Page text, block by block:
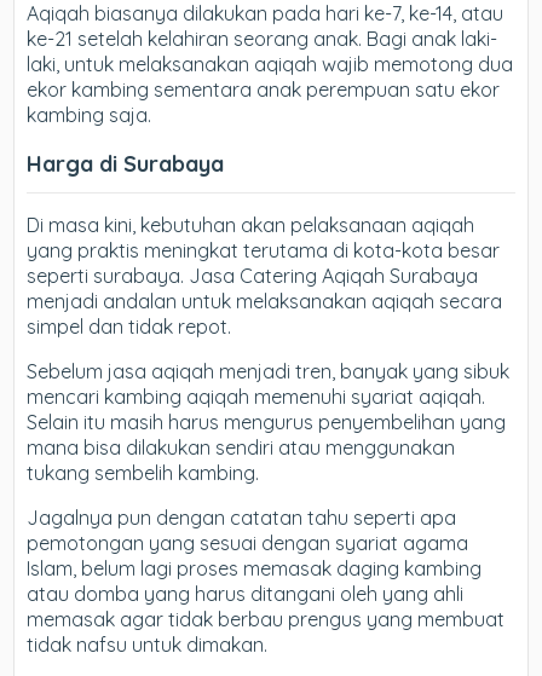
Aqiqah biasanya dilakukan pada hari ke-7, ke-14, atau
ke-21 setelah kelahiran seorang anak. Bagi anak laki-
laki, untuk melaksanakan aqiqah wajib memotong dua
ekor kambing sementara anak perempuan satu ekor
kambing saja.
Harga di Surabaya
Di masa kini, kebutuhan akan pelaksanaan aqiqah
yang praktis meningkat terutama di kota-kota besar
seperti surabaya. Jasa Catering Aqiqah Surabaya
menjadi andalan untuk melaksanakan aqiqah secara
simpel dan tidak repot.
Sebelum jasa aqiqah menjadi tren, banyak yang sibuk
mencari kambing aqiqah memenuhi syariat aqiqah.
Selain itu masih harus mengurus penyembelihan yang
mana bisa dilakukan sendiri atau menggunakan
tukang sembelih kambing.
Jagalnya pun dengan catatan tahu seperti apa
pemotongan yang sesuai dengan syariat agama
Islam, belum lagi proses memasak daging kambing
atau domba yang harus ditangani oleh yang ahli
memasak agar tidak berbau prengus yang membuat
tidak nafsu untuk dimakan.